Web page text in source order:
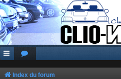
Index du forum